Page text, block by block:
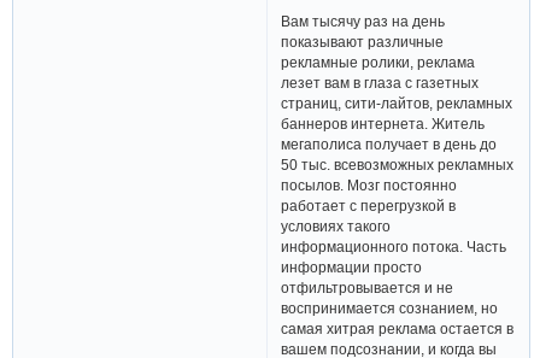
Вам тысячу раз на день
показывают различные
рекламные ролики, реклама
лезет вам в глаза с газетных
страниц, сити-лайтов, рекламных
баннеров интернета. Житель
мегаполиса получает в день до
50 тыс. всевозможных рекламных
посылов. Мозг постоянно
работает с перегрузкой в
условиях такого
информационного потока. Часть
информации просто
отфильтровывается и не
воспринимается сознанием, но
самая хитрая реклама остается в
вашем подсознании, и когда вы